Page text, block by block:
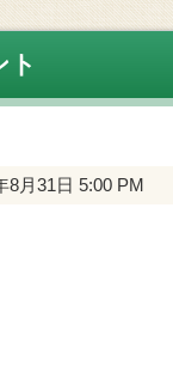
ト
8月31日 5:00 PM